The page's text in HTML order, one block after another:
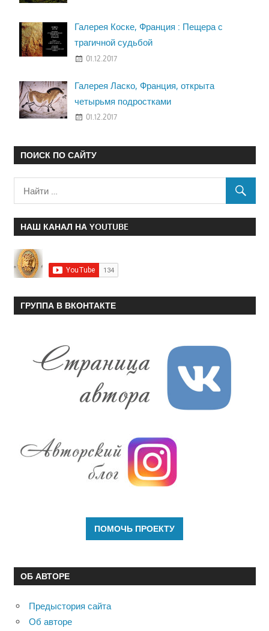
Галерея Коске, Франция : Пещера с
трагичной судьбой
01.12.2017
Галерея Ласко, Франция, открыта
четырьмя подростками
01.12.2017
ПОИСК ПО САЙТУ
НАШ КАНАЛ НА YOUTUBE
ГРУППА В ВКОНТАКТЕ
ОБ АВТОРЕ
Предыстория сайта
Об авторе